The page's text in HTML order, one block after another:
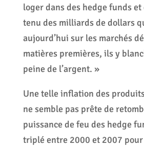
loger dans des hedge funds et
tenu des milliards de dollars
aujourd’hui sur les marchés
matières premières, ils y
peine de l’argent. »
Une telle inflation des
ne semble pas prête de
puissance de feu des hedge
triplé entre 2000 et 2007